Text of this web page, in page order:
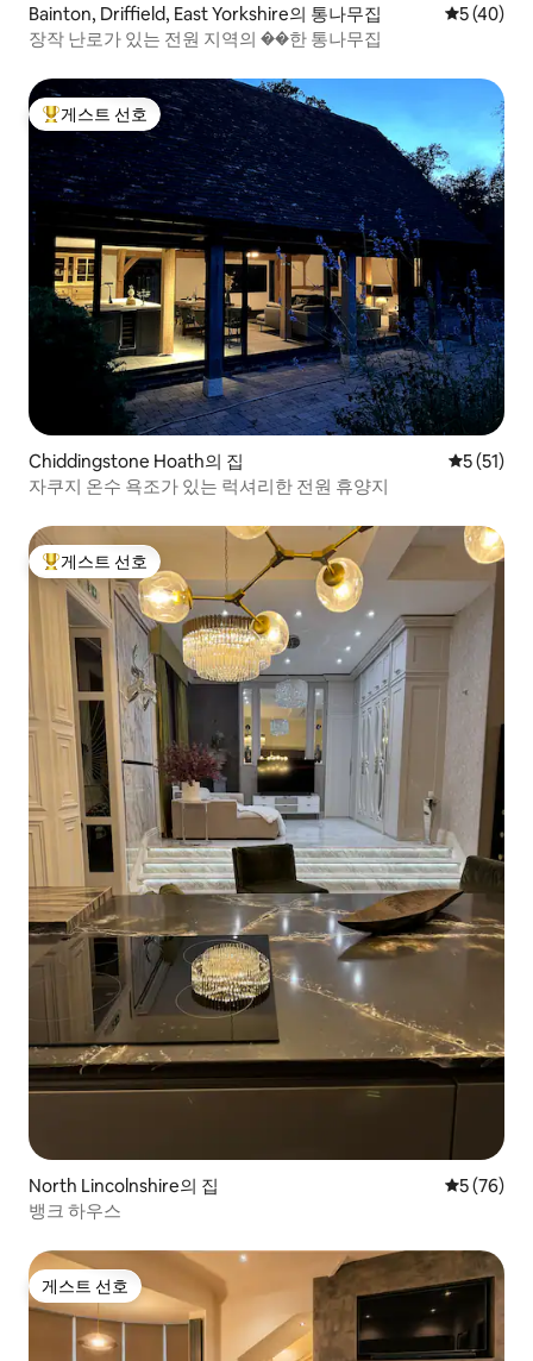
Bainton, Driffield, East Yorkshire의 통나무집 평점 5점(5
5 (40)
장작 난로가 있는 전원 지역의 ��한 통나무집
상위 게스트 선호
게스트 선호
Chiddingstone Hoath의 집 평점 5점
5 (51)
자쿠지 온수 욕조가 있는 럭셔리한 전원 휴양지
상위 게스트 선호
게스트 선호
North Lincolnshire의 집 평점 5점(5
5 (76)
뱅크 하우스
게스트 선호
게스트 선호